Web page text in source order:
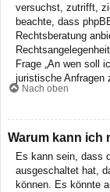
versuchst, zutrifft,
beachte, dass
Rechtsberatung
Frage „An wen soll
juristische Anfragen
Nach oben
Warum kann ich
Es kann sein, dass
ausgeschaltet hat,
können. Es könnte